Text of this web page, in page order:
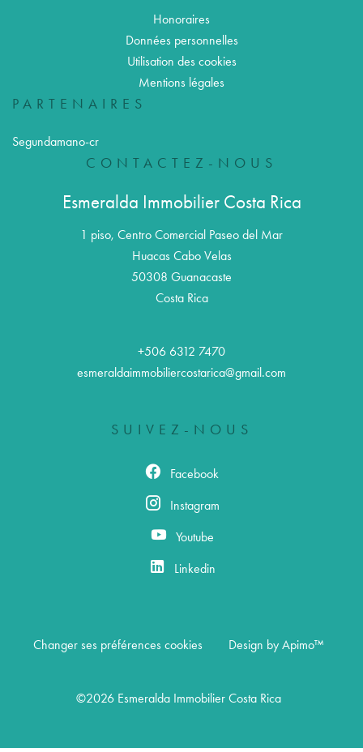
Honoraires
Données personnelles
Utilisation des cookies
Mentions légales
PARTENAIRES
Segundamano-cr
CONTACTEZ-NOUS
Esmeralda Immobilier Costa Rica
1 piso, Centro Comercial Paseo del Mar
Huacas Cabo Velas
50308 Guanacaste
Costa Rica
+506 6312 7470
esmeraldaimmobiliercostarica@gmail.com
SUIVEZ-NOUS
Facebook
Instagram
Youtube
Linkedin
Changer ses préférences cookies Design by Apimo™
©2026 Esmeralda Immobilier Costa Rica